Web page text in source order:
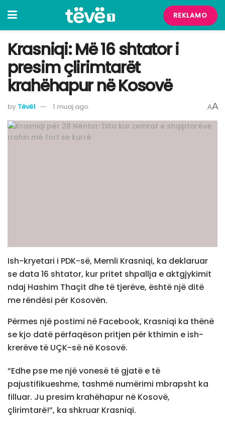
REKLAMO
Krasniqi: Më 16 shtator i
presim çlirimtarët
krahëhapur në Kosovë
by Tëvë1 1 muaj ago AA
Ish-kryetari i PDK-së, Memli Krasniqi, ka deklaruar
se data 16 shtator, kur pritet shpallja e aktgjykimit
ndaj Hashim Thaçit dhe të tjerëve, është një ditë
me rëndësi për Kosovën.
Përmes një postimi në Facebook, Krasniqi ka thënë
se kjo datë përfaqëson pritjen për kthimin e ish-
krerëve të UÇK-së në Kosovë.
“Edhe pse me një vonesë të gjatë e të
pajustifikueshme, tashmë numërimi mbrapsht ka
filluar. Ju presim krahëhapur në Kosovë,
çlirimtarë!”, ka shkruar Krasniqi.